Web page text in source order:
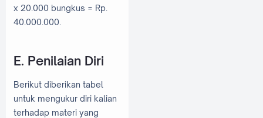
x 20.000 bungkus = Rp.
40.000.000.
E. Penilaian Diri
Berikut diberikan tabel
untuk mengukur diri kalian
terhadap materi yang